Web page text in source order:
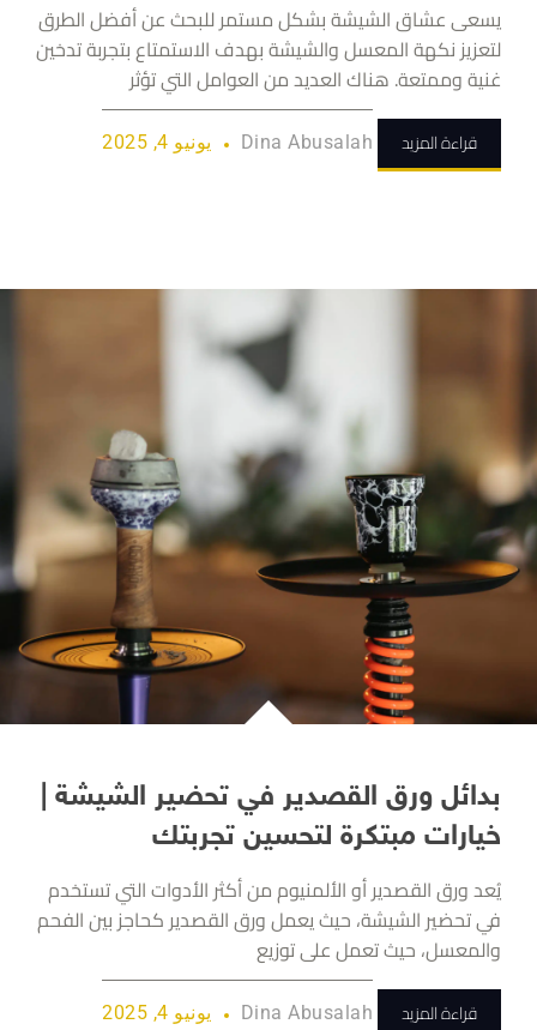
يسعى عشاق الشيشة بشكل مستمر للبحث عن أفضل الطرق
لتعزيز نكهة المعسل والشيشة بهدف الاستمتاع بتجربة تدخين
غنية وممتعة. هناك العديد من العوامل التي تؤثر
قراءة المزيد Dina Abusalah يونيو 4, 2025
بدائل ورق القصدير في تحضير الشيشة |
خيارات مبتكرة لتحسين تجربتك
يُعد ورق القصدير أو الألمنيوم من أكثر الأدوات التي تستخدم
في تحضير الشيشة، حيث يعمل ورق القصدير كحاجز بين الفحم
والمعسل، حيث تعمل على توزيع
قراءة المزيد Dina Abusalah يونيو 4, 2025